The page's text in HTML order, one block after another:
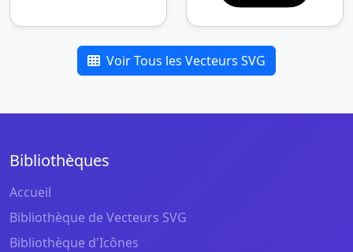
Voir Tous les Vecteurs SVG
Bibliothèques
Accueil
Bibliothèque de Vecteurs SVG
Bibliothèque d'Icônes